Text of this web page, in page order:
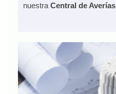
nuestra Central de Averías